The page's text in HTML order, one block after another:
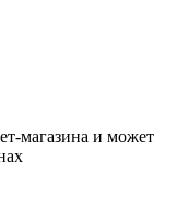
магазина и может